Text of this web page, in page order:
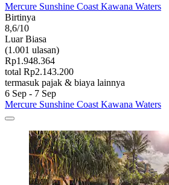
Mercure Sunshine Coast Kawana Waters
Birtinya
8,6/10
Luar Biasa
(1.001 ulasan)
Rp1.948.364
total Rp2.143.200
termasuk pajak & biaya lainnya
6 Sep - 7 Sep
Mercure Sunshine Coast Kawana Waters